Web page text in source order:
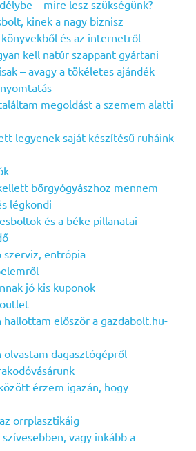
– mire lesz szükségünk?
kinek a nagy biznisz
és az internetről
kell natúr szappant gyártani
– avagy a tökéletes ajándék
megoldást a szemem alatti
legyenek saját készítésű ruháink
bőrgyógyászhoz mennem
légkondi
és a béke pillanatai –
szerviz, entrópia
jó kis kuponok
hallottam először a gazdabolt.hu-
olvastam dagasztógépről
érzem igazán, hogy
orrplasztikáig
vagy inkább a